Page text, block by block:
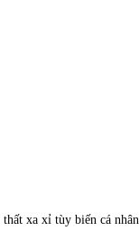
xa xỉ tùy biến cá nhân.